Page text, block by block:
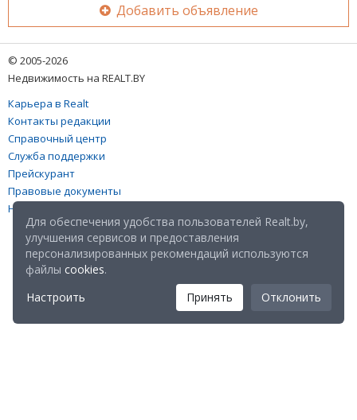
Добавить объявление
© 2005-2026
Недвижимость на REALT.BY
Карьера в Realt
Контакты редакции
Справочный центр
Служба поддержки
Прейскурант
Правовые документы
Настройка файлов cookies
Для обеспечения удобства пользователей Realt.by,
улучшения сервисов и предоставления
персонализированных рекомендаций используются
файлы cookies.
Настроить
Принять Отклонить